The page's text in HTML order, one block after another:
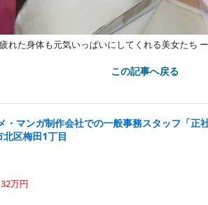
疲れた身体も元気いっぱいにしてくれる美女たち
この記事へ戻る
・マンガ制作会社での一般事務スタッフ「
区梅田1丁目
万円